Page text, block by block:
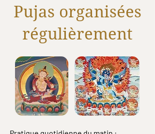
Pujas organisées
régulièrement